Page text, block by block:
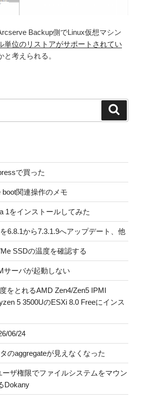
Backup側でLinux仮想マシン
単位のリストアがサポートされてい
と考えられる。
で買った
関連操作のメモ
1をインストールしてみた
6.8.1から7.3.1.9へアップデート、他
SSDの温度を確認する
サーバが起動しない
をとれるAMD Zen4/Zen5 IPMI
5 3500UのESXi 8.0 Freeにインス
06/24
のaggregateが見えなくなった
ザ権限でファイルシステムをマウン
Dokany